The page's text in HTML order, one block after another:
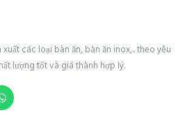
các loại bàn ăn, bàn ăn inox,.. theo yêu
lượng tốt và giá thành hợp lý.